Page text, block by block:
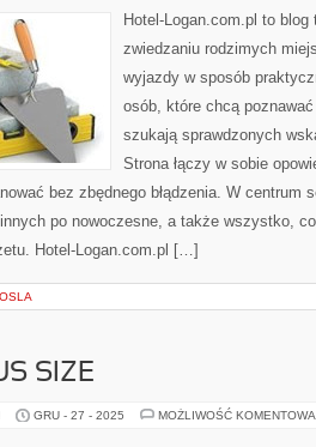
Hotel-Logan.com.pl to
zwiedzaniu rodzimych
wyjazdy w sposób
osób, które chcą
szukają sprawdzonych
Strona łączy w sobie
bez zbędnego błądzenia. W centrum
po nowoczesne, a także wszystko,
Hotel-Logan.com.pl […]
SIZE
GRU - 27 - 2025 MOŻLIWOŚĆ